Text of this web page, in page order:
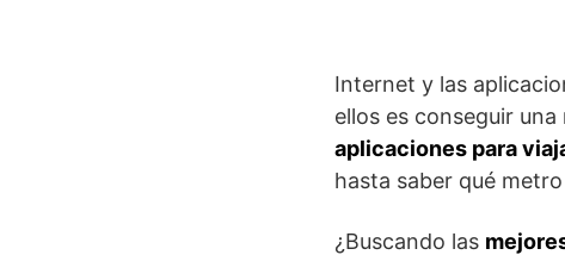
Internet y las
ellos es conseguir
aplicaciones para
hasta saber qué
¿Buscando las